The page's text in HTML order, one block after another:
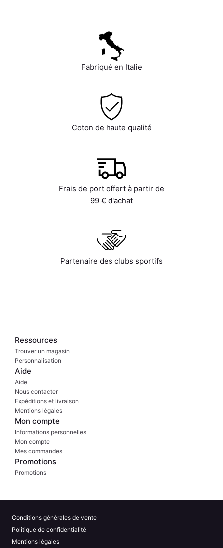
Fabriqué en Italie
Coton de haute qualité
Frais de port offert à partir de
99 € d'achat
Partenaire des clubs sportifs
Ressources
Trouver un magasin
Personnalisation
Aide
Aide
Nous contacter
Expéditions et livraison
Mentions légales
Mon compte
Informations personnelles
Mon compte
Mes commandes
Promotions
Promotions
Conditions générales de vente
Politique de confidentialité
Mentions légales